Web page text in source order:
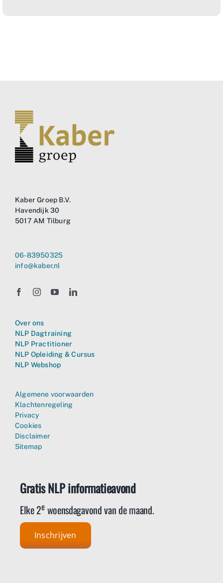
Kaber Groep B.V.
Havendijk 30
5017 AM Tilburg
06-83950325
info@kaber.nl
Over ons
NLP Dagtraining
NLP Practitioner
NLP Opleiding & Cursus
NLP Webshop
Algemene voorwaarden
Klachtenregeling
Privacy
Cookies
Disclaimer
Sitemap
Gratis NLP informatieavond
Elke 2ewoensdagavond van de maand.
Inschrijven